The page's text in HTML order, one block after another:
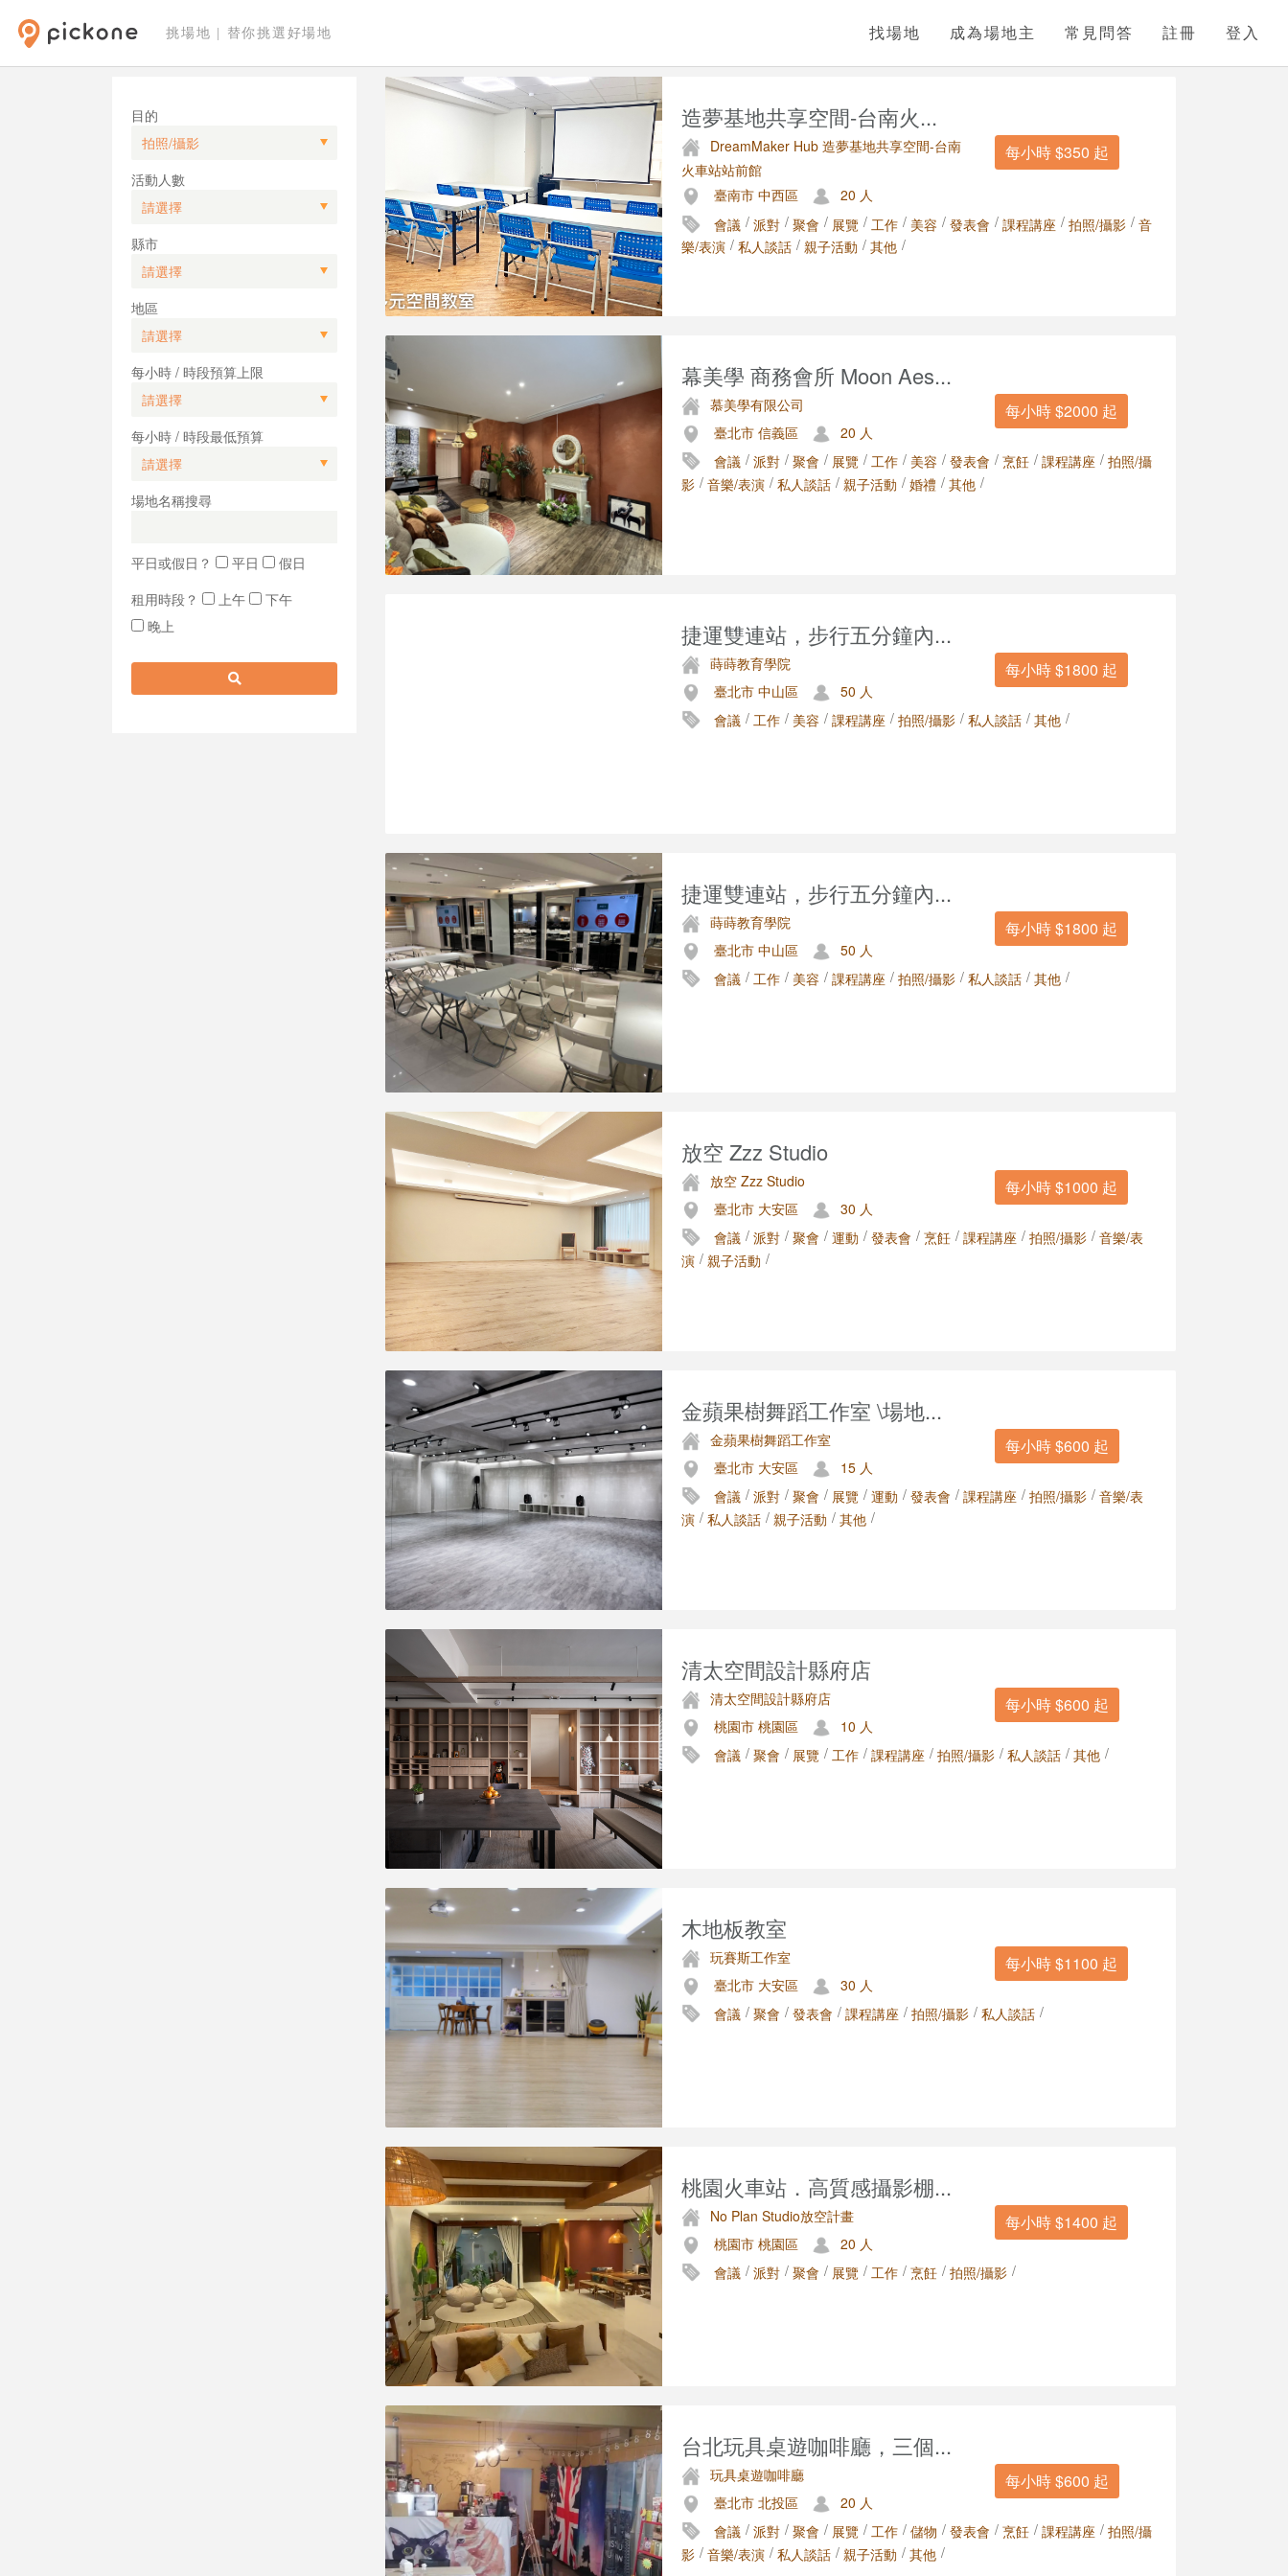
挑場地 | 替你挑選好場地 找場地 成為場地主 常見問答 註冊 登入
目的
活動人數
縣市
地區
每小時 / 時段預算上限
每小時 / 時段最低預算
場地名稱搜尋
平日或假日？ 平日
假日
租用時段？
上午
下午
晚上
造夢基地共享空間-台南火...
每小時 $350 起
DreamMaker Hub 造夢基地共享空間-台南
火車站站前館
臺南市 中西區
20 人
會議 / 派對 / 聚會 / 展覽 / 工作 / 美容 / 發表會 / 課程講座 / 拍照/攝影 / 音
樂/表演 / 私人談話 / 親子活動 / 其他 /
幕美學 商務會所 Moon Aes...
每小時 $2000 起
慕美學有限公司
臺北市 信義區
20 人
會議 / 派對 / 聚會 / 展覽 / 工作 / 美容 / 發表會 / 烹飪 / 課程講座 / 拍照/攝
影 / 音樂/表演 / 私人談話 / 親子活動 / 婚禮 / 其他 /
捷運雙連站，步行五分鐘內...
每小時 $1800 起
蒔蒔教育學院
臺北市 中山區
50 人
會議 / 工作 / 美容 / 課程講座 / 拍照/攝影 / 私人談話 / 其他 /
捷運雙連站，步行五分鐘內...
每小時 $1800 起
蒔蒔教育學院
臺北市 中山區
50 人
會議 / 工作 / 美容 / 課程講座 / 拍照/攝影 / 私人談話 / 其他 /
放空 Zzz Studio
每小時 $1000 起
放空 Zzz Studio
臺北市 大安區
30 人
會議 / 派對 / 聚會 / 運動 / 發表會 / 烹飪 / 課程講座 / 拍照/攝影 / 音樂/表
演 / 親子活動 /
金蘋果樹舞蹈工作室 \場地...
每小時 $600 起
金蘋果樹舞蹈工作室
臺北市 大安區
15 人
會議 / 派對 / 聚會 / 展覽 / 運動 / 發表會 / 課程講座 / 拍照/攝影 / 音樂/表
演 / 私人談話 / 親子活動 / 其他 /
清太空間設計縣府店
每小時 $600 起
清太空間設計縣府店
桃園市 桃園區
10 人
會議 / 聚會 / 展覽 / 工作 / 課程講座 / 拍照/攝影 / 私人談話 / 其他 /
木地板教室
每小時 $1100 起
玩賽斯工作室
臺北市 大安區
30 人
會議 / 聚會 / 發表會 / 課程講座 / 拍照/攝影 / 私人談話 /
桃園火車站．高質感攝影棚...
每小時 $1400 起
No Plan Studio放空計畫
桃園市 桃園區
20 人
會議 / 派對 / 聚會 / 展覽 / 工作 / 烹飪 / 拍照/攝影 /
台北玩具桌遊咖啡廳，三個...
每小時 $600 起
玩具桌遊咖啡廳
臺北市 北投區
20 人
會議 / 派對 / 聚會 / 展覽 / 工作 / 儲物 / 發表會 / 烹飪 / 課程講座 / 拍照/攝
影 / 音樂/表演 / 私人談話 / 親子活動 / 其他 /